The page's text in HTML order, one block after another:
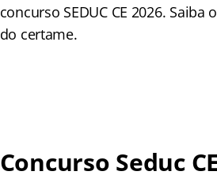
concurso SEDUC CE 2026.
do certame.
Concurso Seduc